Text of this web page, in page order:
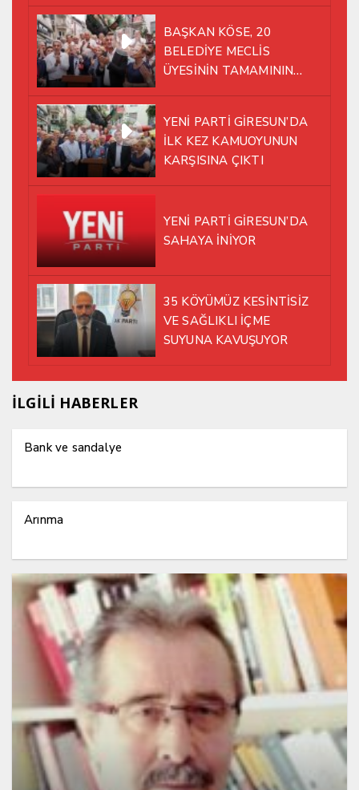
BAŞKAN KÖSE, 20
BELEDİYE MECLİS
ÜYESİNİN TAMAMININ
YÜRÜMEYE KARAR VERDİK
YENİ PARTİ GİRESUN’DA
İLK KEZ KAMUOYUNUN
KARŞISINA ÇIKTI
YENİ PARTİ GİRESUN’DA
SAHAYA İNİYOR
35 KÖYÜMÜZ KESİNTİSİZ
VE SAĞLIKLI İÇME
SUYUNA KAVUŞUYOR
İLGİLİ HABERLER
Bank ve sandalye
Arınma